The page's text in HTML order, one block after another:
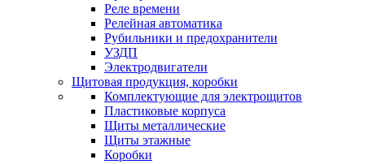
Реле времени
Релейная автоматика
Рубильники и предохранители
УЗДП
Электродвигатели
Щитовая продукция, коробки
Комплектующие для электрощитов
Пластиковые корпуса
Щиты металлические
Щиты этажные
Коробки